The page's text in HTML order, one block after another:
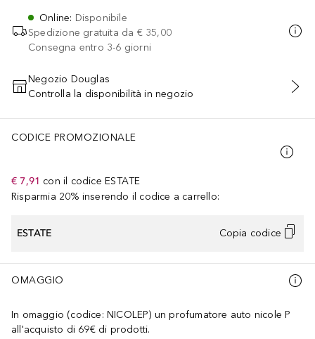
Online: Disponibile
Spedizione gratuita da € 35,00
Consegna entro 3-6 giorni
AGGIUNGI AL CARRELLO
Negozio Douglas
Controlla la disponibilità in negozio
CODICE PROMOZIONALE
€ 7,91 con il codice ESTATE
Risparmia 20% inserendo il codice a carrello:
ESTATE Copia codice
OMAGGIO
In omaggio (codice: NICOLEP) un profumatore auto nicole P
all'acquisto di 69€ di prodotti.